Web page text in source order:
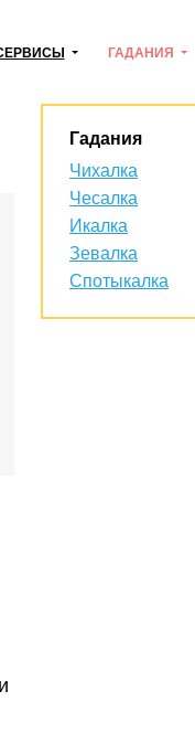
ГАДАНИЯ
Гадания
Чихалка
Чесалка
Икалка
Зевалка
Спотыкалка